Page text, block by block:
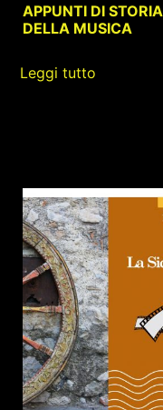
APPUNTI DI STORIA
DELLA MUSICA
Leggi tutto